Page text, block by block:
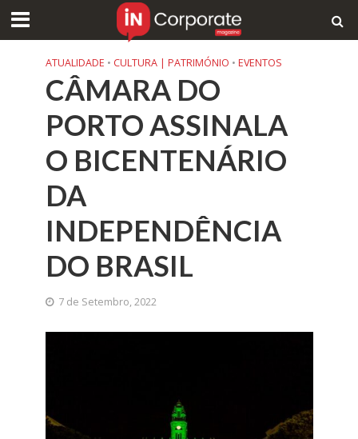
ATUALIDADE • CULTURA | PATRIMÓNIO • EVENTOS
CÂMARA DO
PORTO ASSINALA
O BICENTENÁRIO
DA
INDEPENDÊNCIA
DO BRASIL
7 de Setembro, 2022